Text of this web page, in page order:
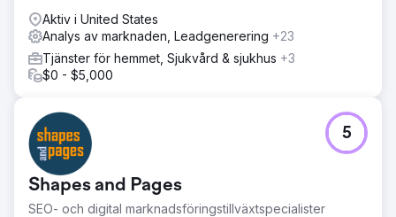
Aktiv i United States
Analys av marknaden, Leadgenerering +23
Tjänster för hemmet, Sjukvård & sjukhus +3
$0 - $5,000
Shapes and Pages
SEO- och digital marknadsföringstillväxtspecialister
5